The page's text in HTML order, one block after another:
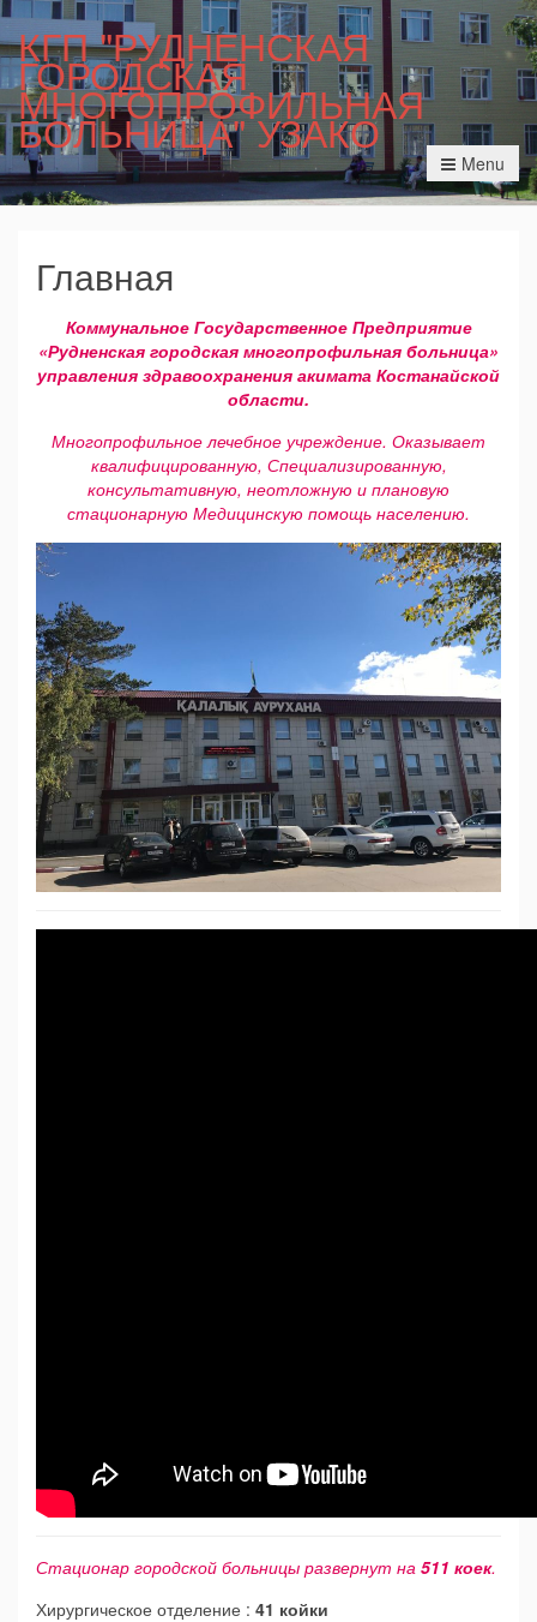
КГП "РУДНЕНСКАЯ
ГОРОДСКАЯ
МНОГОПРОФИЛЬНАЯ
БОЛЬНИЦА" УЗАКО
Menu
Главная
Коммунальное Государственное Предприятие
«Рудненская городская многопрофильная больница»
управления здравоохранения акимата Костанайской
области.
Многопрофильное лечебное учреждение. Оказывает
квалифицированную, Специализированную,
консультативную, неотложную и плановую
стационарную Медицинскую помощь населению.
Стационар городской больницы развернут на 511 коек.
Хирургическое отделение : 41 койки